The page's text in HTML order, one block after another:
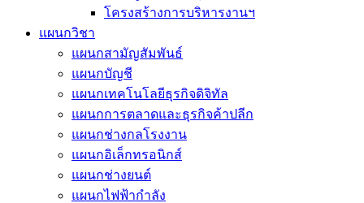
โครงสร้างการบริหารงานฯ
แผนกวิชา
แผนกสามัญสัมพันธ์
แผนกบัญชี
แผนกเทคโนโลยีธุรกิจดิจิทัล
แผนกการตลาดและธุรกิจค้าปลีก
แผนกช่างกลโรงงาน
แผนกอิเล็กทรอนิกส์
แผนกช่างยนต์
แผนกไฟฟ้ากำลัง